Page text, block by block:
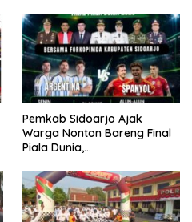
Pemkab Sidoarjo Ajak
Warga Nonton Bareng Final
Piala Dunia,